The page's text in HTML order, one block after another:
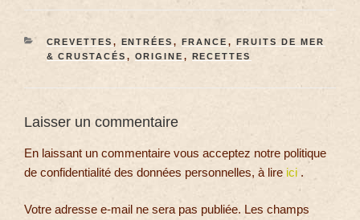
CREVETTES , ENTRÉES , FRANCE ,
FRUITS DE MER
& CRUSTACÉS , ORIGINE , RECETTES
Laisser un commentaire
En laissant un commentaire vous acceptez notre politique
de confidentialité des données personnelles, à lire ici .
Votre adresse e-mail ne sera pas publiée. Les champs